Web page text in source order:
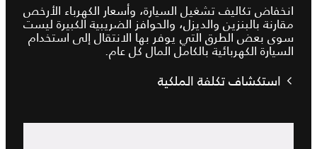
انخفاض تكاليف تشغيل السيارة، وأسعار الكهرباء الأرخص
مقارنة بالبنزين والديزل، والحوافز الضريبية الكبيرة ليست
سوى بعض الطرق التي يوفر بها الانتقال إلى استخدام
السيارة الكهربائية بالكامل المال كل عام.
استكشاف تكلفة الملكية